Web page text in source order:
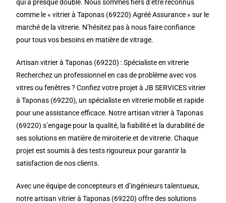
qui a presque doublé. Nous sommes fiers d’être reconnus
comme le « vitrier à Taponas (69220) Agréé Assurance » sur le
marché de la vitrerie. N’hésitez pas à nous faire confiance
pour tous vos besoins en matière de vitrage.
Artisan vitrier à Taponas (69220) : Spécialiste en vitrerie
Recherchez un professionnel en cas de problème avec vos
vitres ou fenêtres ? Confiez votre projet à JB SERVICES vitrier
à Taponas (69220), un spécialiste en vitrerie mobile et rapide
pour une assistance efficace. Notre artisan vitrier à Taponas
(69220) s’engage pour la qualité, la fiabilité et la durabilité de
ses solutions en matière de miroiterie et de vitrerie. Chaque
projet est soumis à des tests rigoureux pour garantir la
satisfaction de nos clients.
Avec une équipe de concepteurs et d’ingénieurs talentueux,
notre artisan vitrier à Taponas (69220) offre des solutions